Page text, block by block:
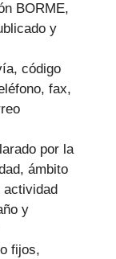
BORME,
y
código
fax,
por la
ámbito
actividad
y
fijos,